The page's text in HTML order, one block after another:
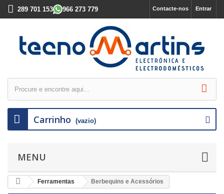
Entrar
Contacte-nos
289 701 153 966 273 779
Carrinho (vazio)
MENU
Ferramentas Berbequins e Acessórios